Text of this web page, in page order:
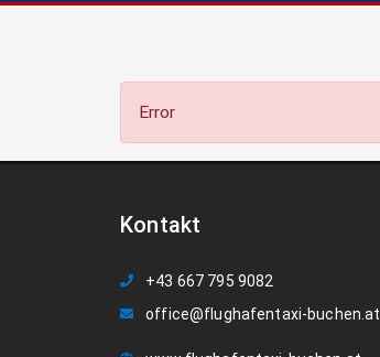
Error
Kontakt
+43 667 795 9082
office@flughafentaxi-buchen.at